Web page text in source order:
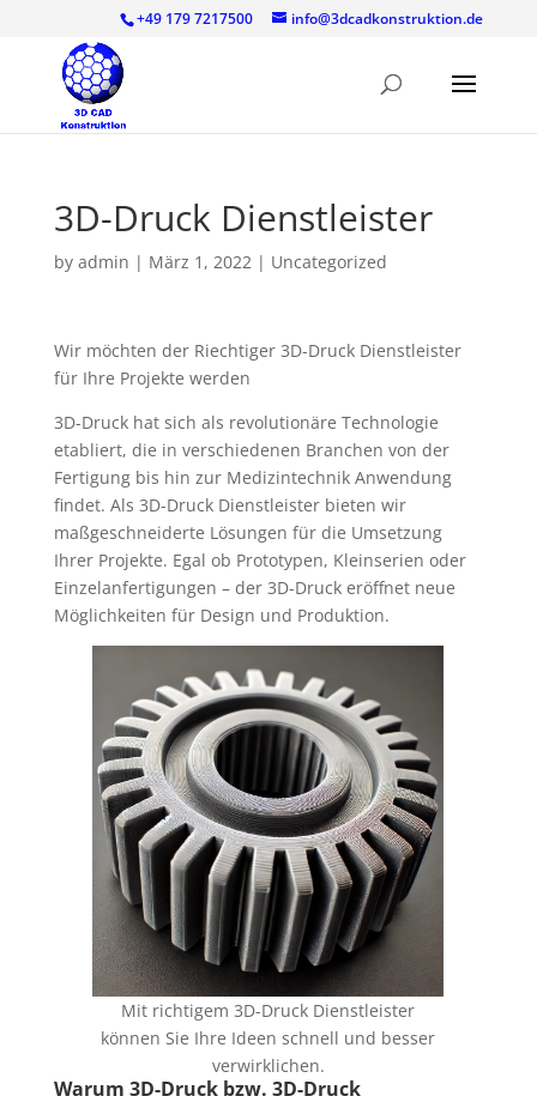
+49 179 7217500 info@3dcadkonstruktion.de
3D-Druck Dienstleister
by admin | März 1, 2022| Uncategorized
Wir möchten der Riechtiger 3D-Druck Dienstleister
für Ihre Projekte werden
3D-Druck hat sich als revolutionäre Technologie
etabliert, die in verschiedenen Branchen von der
Fertigung bis hin zur Medizintechnik Anwendung
findet. Als 3D-Druck Dienstleister bieten wir
maßgeschneiderte Lösungen für die Umsetzung
Ihrer Projekte. Egal ob Prototypen, Kleinserien oder
Einzelanfertigungen – der 3D-Druck eröffnet neue
Möglichkeiten für Design und Produktion.
Mit richtigem 3D-Druck Dienstleister
können Sie Ihre Ideen schnell und besser
verwirklichen.
Warum 3D-Druck bzw. 3D-Druck